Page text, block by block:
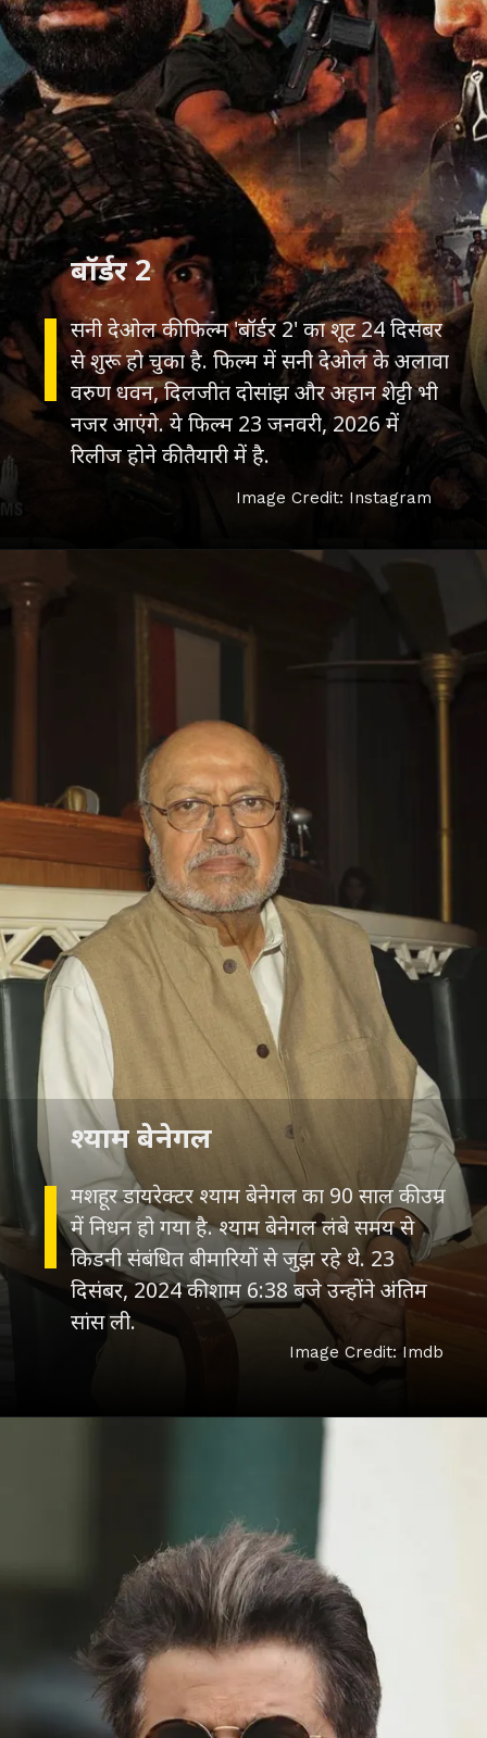
सनी देओल की फिल्म 'बॉर्डर 2' का शूट 24 दिसंबर
से शुरू हो चुका है. फिल्म में सनी देओल के अलावा
वरुण धवन, दिलजीत दोसांझ और अहान शेट्टी भी
नजर आएंगे. ये फिल्म 23 जनवरी, 2026 में
रिलीज होने की तैयारी में है.
बॉर्डर 2
Image Credit: Instagram
मशहूर डायरेक्टर श्याम बेनेगल का 90 साल की उम्र
में निधन हो गया है. श्याम बेनेगल लंबे समय से
किडनी संबंधित बीमारियों से जुझ रहे थे. 23
दिसंबर, 2024 की शाम 6:38 बजे उन्होंने अंतिम
सांस ली.
श्याम बेनेगल
Image Credit: Imdb